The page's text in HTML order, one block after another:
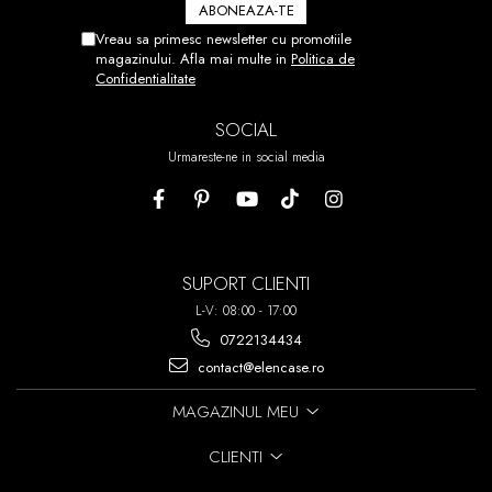
Vreau sa primesc newsletter cu promotiile
magazinului. Afla mai multe in Politica de
Confidentialitate
SOCIAL
Urmareste-ne in social media
SUPORT CLIENTI
L-V: 08:00 - 17:00
0722134434
contact@elencase.ro
MAGAZINUL MEU
CLIENTI